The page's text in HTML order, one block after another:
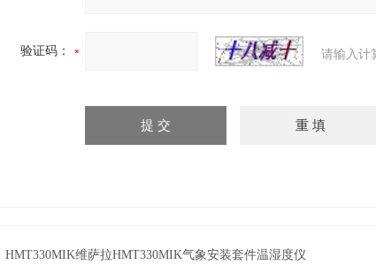
验证码： 请输入计
HMT330MIK维萨拉HMT330MIK气象安装套件温湿度仪